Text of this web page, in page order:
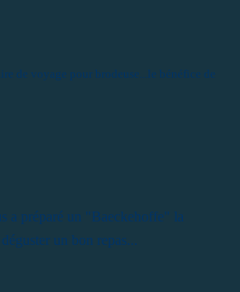
de voyage pour brodeuse...le bénéfice de
a préparé un "Baeckehoffe" la
un bon repas...